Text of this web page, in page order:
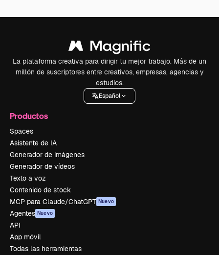
La plataforma creativa para dirigir tu mejor trabajo. Más de un
millón de suscriptores entre creativos, empresas, agencias y
estudios.
Español
Productos
Spaces
Asistente de IA
Generador de imágenes
Generador de vídeos
Texto a voz
Contenido de stock
MCP para Claude/ChatGPT Nuevo
Agentes Nuevo
API
App móvil
Todas las herramientas